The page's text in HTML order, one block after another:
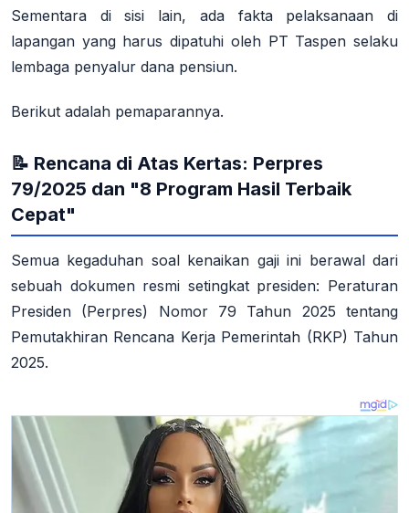
Sementara di sisi lain, ada fakta pelaksanaan di
lapangan yang harus dipatuhi oleh PT Taspen selaku
lembaga penyalur dana pensiun.
Berikut adalah pemaparannya.
📝 Rencana di Atas Kertas: Perpres
79/2025 dan "8 Program Hasil Terbaik
Cepat"
Semua kegaduhan soal kenaikan gaji ini berawal dari
sebuah dokumen resmi setingkat presiden: Peraturan
Presiden (Perpres) Nomor 79 Tahun 2025 tentang
Pemutakhiran Rencana Kerja Pemerintah (RKP) Tahun
2025.